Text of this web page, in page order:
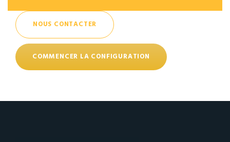
NOUS CONTACTER
COMMENCER LA CONFIGURATION